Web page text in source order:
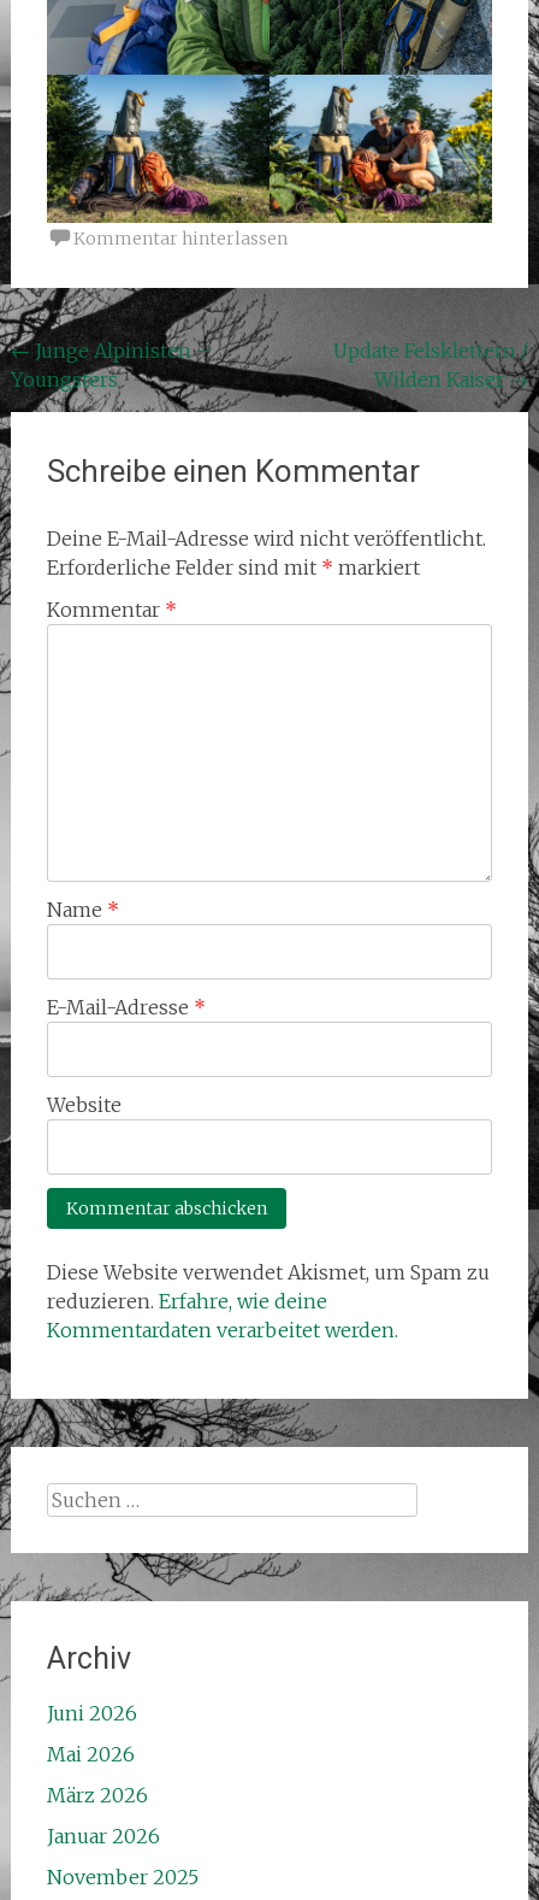
Kommentar hinterlassen
Beitragsnavigation
← Junge Alpinisten –
Youngsters
Update Felsklettern /
Wilden Kaiser→
Schreibe einen Kommentar
Deine E-Mail-Adresse wird nicht veröffentlicht.
Erforderliche Felder sind mit * markiert
Kommentar *
Name *
E-Mail-Adresse *
Website
Diese Website verwendet Akismet, um Spam zu
reduzieren. Erfahre, wie deine
Kommentardaten verarbeitet werden.
Suchen
Archiv
Juni 2026
Mai 2026
März 2026
Januar 2026
November 2025